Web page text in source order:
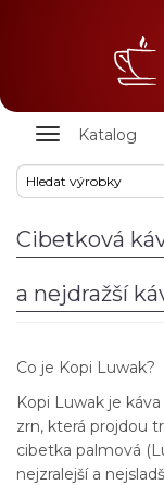
Zobrazit
Katalog
Cibetková
a nejdražší
Co je Kopi Luwak?
Kopi Luwak je
zrn, která projdou
cibetka palmová
nejzralejší a